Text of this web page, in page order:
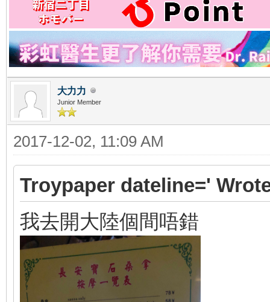
大力力
Junior Member
2017-12-02, 11:09 AM
Troypaper dateline='
我去開大陸個間唔錯